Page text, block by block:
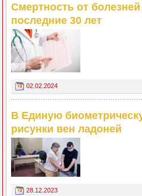
Смертность от
последние 30 лет
02.02.2024
В Единую
рисунки вен ладоней
28.12.2023